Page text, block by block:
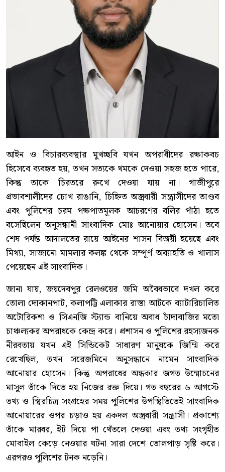
আইন ও বিচারব্যবস্থার মুখচ্ছবি যখন অপরাধীদের রক্ষাকবচ
হিসেবে ব্যবহৃত হয়, তখন সত্যকে থমকে দেওয়া সহজ হতে পারে,
কিন্তু তাকে চিরতরে রুখে দেওয়া যায় না। গাজীপুরে
প্রভাবশালীদের চোখ রাঙানি, চিহ্নিত অস্ত্রধারী সন্ত্রাসীদের তাণ্ডব
এবং পুলিশের চরম পক্ষপাতমূলক আচরণের বলির পাঁঠা হতে
বসেছিলেন অনুসন্ধানী সাংবাদিক মোঃ আনোয়ার হোসেন। তবে
শেষ পর্যন্ত আদালতের রায়ে আইনের শাসন বিজয়ী হয়েছে এবং
মিথ্যা, সাজানো মামলার কলঙ্ক থেকে সম্পূর্ণ অব্যাহতি ও খালাস
পেয়েছেন এই সাংবাদিক।
জানা যায়, জয়দেবপুর রেলওয়ের জমি অবৈধভাবে দখল করে
তোলা দোকানপাট, কলাপট্টি এলাকার রাস্তা আটকে ব্যাটারিচালিত
অটোরিকশা ও সিএনজি স্ট্যান্ড বানিয়ে অবাধ চাঁদাবাজির মতো
চাঞ্চল্যকর অপরাধকে কেন্দ্র করে। প্রশাসন ও পুলিশের রহস্যজনক
নীরবতায় যখন এই সিন্ডিকেট সাধারণ মানুষকে জিম্মি করে
রেখেছিল, তখন সরেজমিনে অনুসন্ধানে নামেন সাংবাদিক
আনোয়ার হোসেন। কিন্তু অপরাধের অন্ধকার জগত উন্মোচনের
মাসুল তাঁকে দিতে হয় নিজের রক্ত দিয়ে। গত বছরের ৬ আগস্টে
তথ্য ও স্থিরচিত্র সংগ্রহের সময় পুলিশের উপস্থিতিতেই সাংবাদিক
আনোয়ারের ওপর চড়াও হয় একদল অস্ত্রধারী সন্ত্রাসী। প্রকাশ্যে
তাঁকে মারধর, ইট দিয়ে পা থেঁতলে দেওয়া এবং তথ্য সংগৃহীত
মোবাইল কেড়ে নেওয়ার ঘটনা সারা দেশে তোলপাড় সৃষ্টি করে।
এরপরও পুলিশের টনক নড়েনি।